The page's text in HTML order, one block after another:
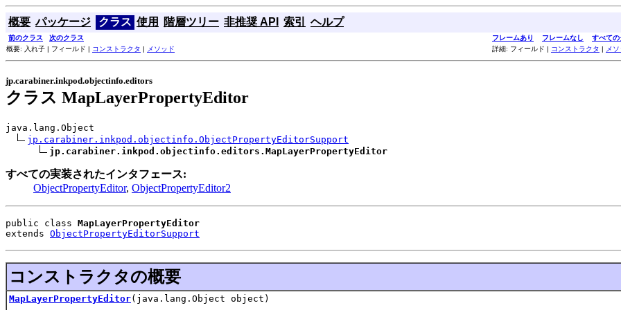
概要 パッケージ クラス 使用 階層ツリー 非推奨 API 索引 ヘルプ
前のクラス 次のクラス フレームあり フレームなし
すべての
概要: 入れ子 | フィールド | コンストラクタ | メソッド 詳細: フィールド | コンストラクタ | メ
jp.carabiner.inkpod.objectinfo.editors
クラス MapLayerPropertyEditor
java.lang.Object
jp.carabiner.inkpod.objectinfo.ObjectPropertyEditorSupport
jp.carabiner.inkpod.objectinfo.editors.MapLayerPropertyEditor
すべての実装されたインタフェース:
ObjectPropertyEditor, ObjectPropertyEditor2
public class MapLayerPropertyEditor
extends ObjectPropertyEditorSupport
コンストラクタの概要
MapLayerPropertyEditor(java.lang.Object object)